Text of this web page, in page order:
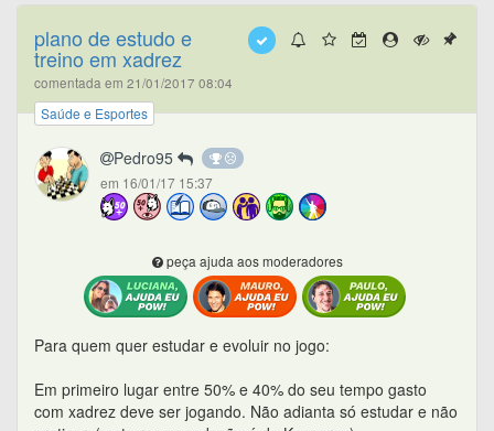
plano de estudo e
treino em xadrez
comentada em 21/01/2017 08:04
Saúde e Esportes
Pedro95
em 16/01/17 15:37
peça ajuda aos moderadores
Para quem quer estudar e evoluir no jogo:
Em primeiro lugar entre 50% e 40% do seu tempo gasto
com xadrez deve ser jogando. Não adianta só estudar e não